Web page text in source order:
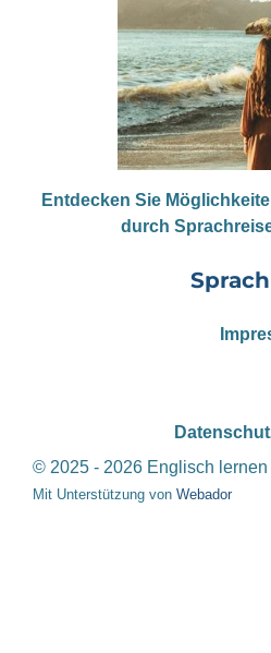
Entdecken Sie
durch
© 2025 - 2026 Englisch
Mit Unterstützung von Webador